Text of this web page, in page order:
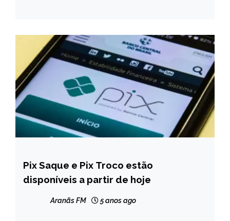
BRASIL
NOTÍCIAS
Pix Saque e Pix Troco estão
disponíveis a partir de hoje
Aranãs FM 5 anos ago